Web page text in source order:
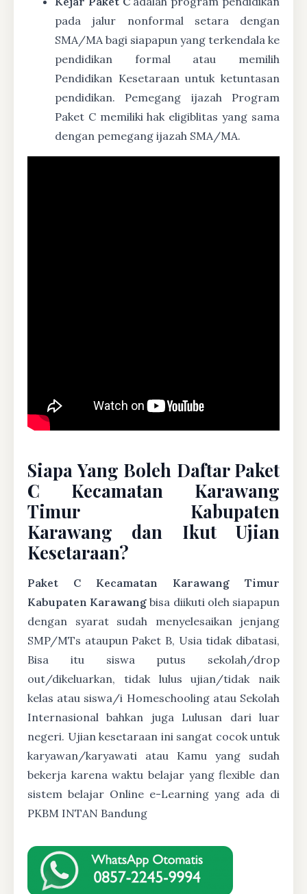
pada jalur nonformal setara dengan
SMA/MA bagi siapapun yang terkendala ke
pendidikan formal atau memilih
Pendidikan Kesetaraan untuk ketuntasan
pendidikan. Pemegang ijazah Program
Paket C memiliki hak eligiblitas yang sama
dengan pemegang ijazah SMA/MA.
Siapa Yang Boleh Daftar Paket
C Kecamatan Karawang
Timur Kabupaten
Karawang dan Ikut Ujian
Kesetaraan?
Paket C Kecamatan Karawang Timur
Kabupaten Karawang bisa diikuti oleh siapapun
dengan syarat sudah menyelesaikan jenjang
SMP/MTs ataupun Paket B, Usia tidak dibatasi,
Bisa itu siswa putus sekolah/drop
out/dikeluarkan, tidak lulus ujian/tidak naik
kelas atau siswa/i Homeschooling atau Sekolah
Internasional bahkan juga Lulusan dari luar
negeri. Ujian kesetaraan ini sangat cocok untuk
karyawan/karyawati atau Kamu yang sudah
bekerja karena waktu belajar yang flexible dan
sistem belajar Online e-Learning yang ada di
PKBM INTAN Bandung